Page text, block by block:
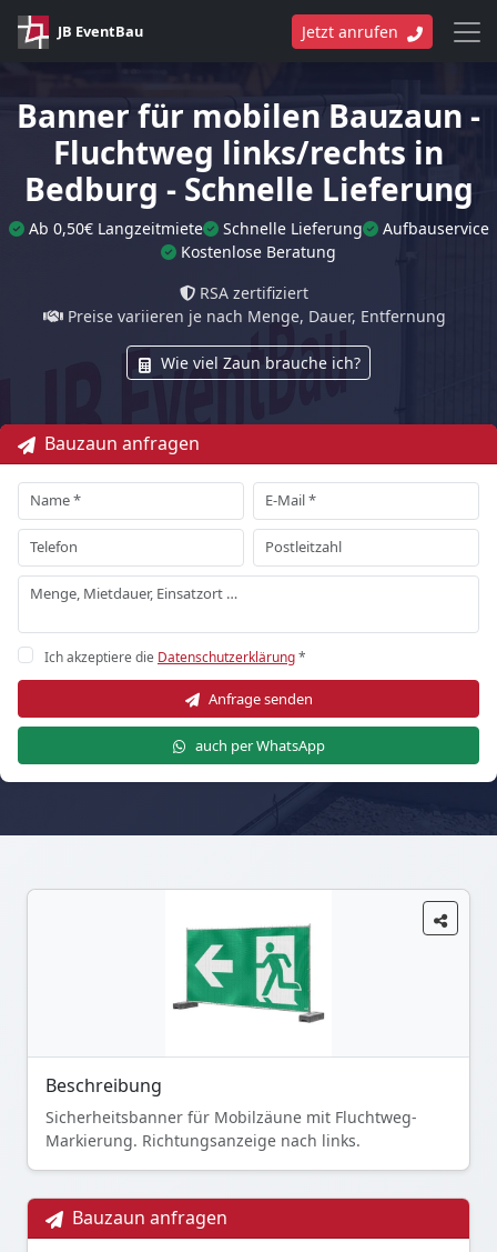
JB EventBau Jetzt anrufen
Banner für mobilen Bauzaun -
Fluchtweg links/rechts in
Bedburg - Schnelle Lieferung
Ab 0,50€ Langzeitmiete Schnelle Lieferung
Aufbauservice
Kostenlose Beratung
RSA zertifiziert
Preise variieren je nach Menge, Dauer, Entfernung
Wie viel Zaun brauche ich?
Bauzaun anfragen
Ich akzeptiere die Datenschutzerklärung*
Anfrage senden
auch per WhatsApp
Beschreibung
Sicherheitsbanner für Mobilzäune mit Fluchtweg-
Markierung. Richtungsanzeige nach links.
Bauzaun anfragen